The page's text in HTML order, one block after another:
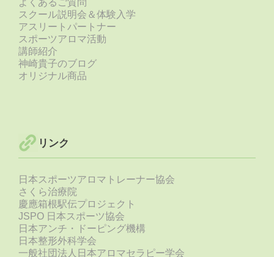
よくあるご質問
スクール説明会＆体験入学
アスリートパートナー
スポーツアロマ活動
講師紹介
神崎貴子のブログ
オリジナル商品
リンク
日本スポーツアロマトレーナー協会
さくら治療院
慶應箱根駅伝プロジェクト
JSPO 日本スポーツ協会
日本アンチ・ドーピング機構
日本整形外科学会
一般社団法人日本アロマセラピー学会